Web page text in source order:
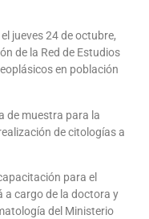
jueves 24 de octubre,
de la Red de Estudios
en población
de muestra para la
de citologías a
para el
a cargo de la doctora y
del Ministerio